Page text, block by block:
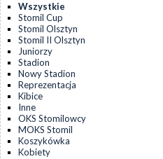
Wszystkie
Stomil Cup
Stomil Olsztyn
Stomil II Olsztyn
Juniorzy
Stadion
Nowy Stadion
Reprezentacja
Kibice
Inne
OKS Stomilowcy
MOKS Stomil
Koszykówka
Kobiety